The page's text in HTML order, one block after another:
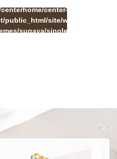
center-
public_html/site/wp-
sugaya/single.php